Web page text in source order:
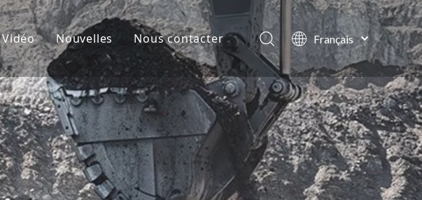
Vidéo Nouvelles
Nouvelles de la société
Projets
Nous contacter
Français
English
العربية
Pусский
Español
Português